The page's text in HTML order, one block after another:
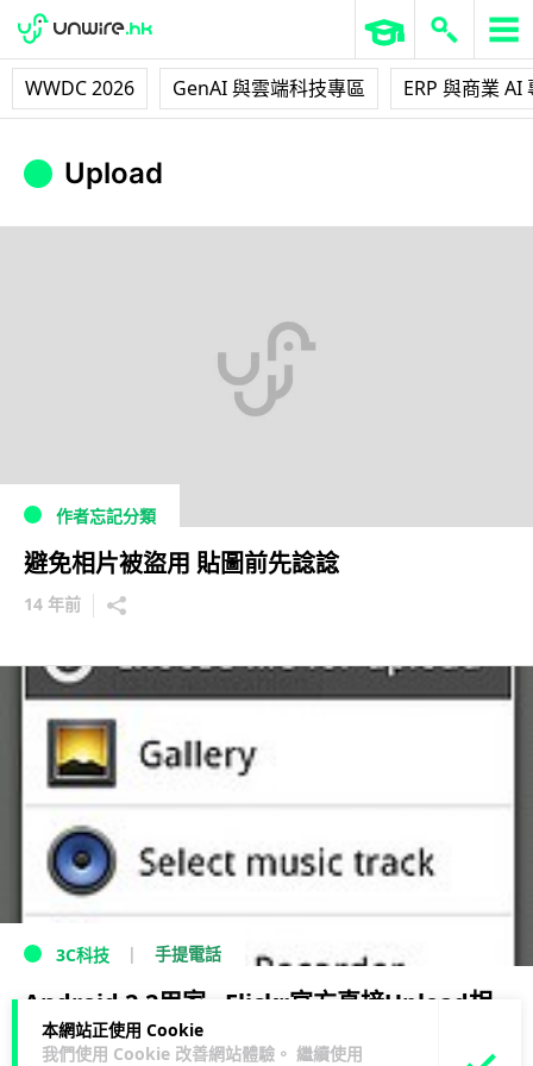
WWDC 2026 GenAI 與雲端科技專區 ERP 與商業 AI
本網站正使用 Cookie
我們使用 Cookie 改善網站體驗。 繼續使用
Upload
作者忘記分類
避免相片被盜用 貼圖前先諗諗
14 年前
3C科技 手提電話
Android 2.2用家 - Flickr官方直接Upload相
片新方法